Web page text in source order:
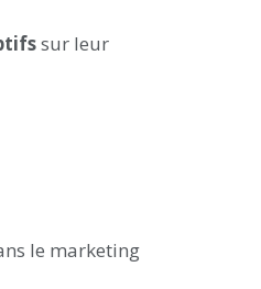
sur leur
le marketing